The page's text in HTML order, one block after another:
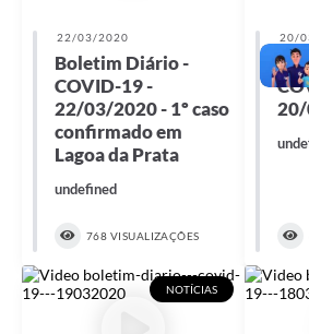
22/03/2020
Boletim Diário -
COVID-19 -
22/03/2020 - 1º caso
confirmado em
Lagoa da Prata
undefined
768 VISUALIZAÇÕES
20/
NOTÍCIAS